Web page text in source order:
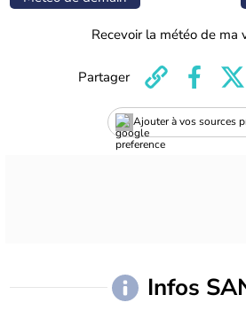
Recevoir la météo de ma
Ajouter à vos sources
Partager
Infos